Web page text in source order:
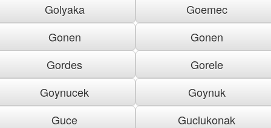
Golyaka
Goemec
Gonen
Gonen
Gordes
Gorele
Goynucek
Goynuk
Guce
Guclukonak